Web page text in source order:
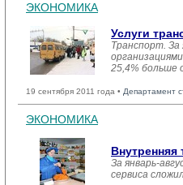
ЭКОНОМИКА
Услуги
Транспорт. За
25,4% больше
19 сентября 2011 года • Департамент
ЭКОНОМИКА
Внутренняя
За январь-
сервиса